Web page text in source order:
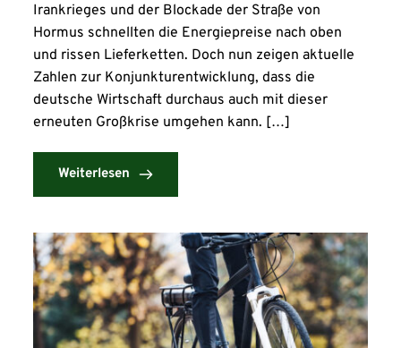
Irankrieges und der Blockade der Straße von
Hormus schnellten die Energiepreise nach oben
und rissen Lieferketten. Doch nun zeigen aktuelle
Zahlen zur Konjunkturentwicklung, dass die
deutsche Wirtschaft durchaus auch mit dieser
erneuten Großkrise umgehen kann. […]
Weiterlesen